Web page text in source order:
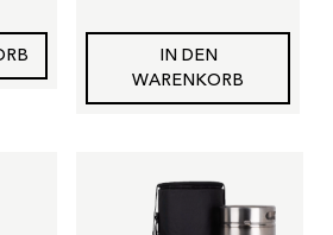
bis
100,00€
bis
IN DEN
WARENKORB